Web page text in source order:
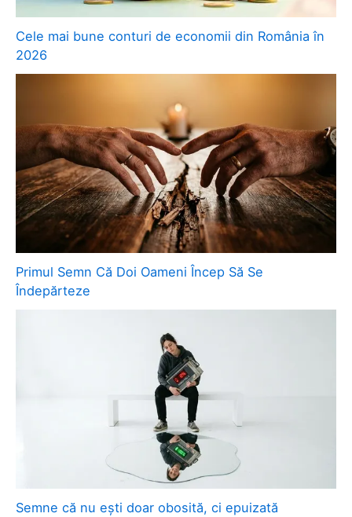
Cele mai bune conturi de economii din România în
2026
Primul Semn Că Doi Oameni Încep Să Se
Îndepărteze
Semne că nu ești doar obosită, ci epuizată